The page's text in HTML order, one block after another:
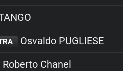
Osvaldo PUGLIESE
Roberto Chanel